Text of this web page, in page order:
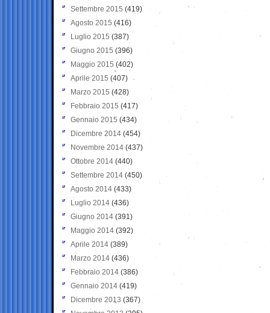
Settembre 2015 (419)
Agosto 2015 (416)
Luglio 2015 (387)
Giugno 2015 (396)
Maggio 2015 (402)
Aprile 2015 (407)
Marzo 2015 (428)
Febbraio 2015 (417)
Gennaio 2015 (434)
Dicembre 2014 (454)
Novembre 2014 (437)
Ottobre 2014 (440)
Settembre 2014 (450)
Agosto 2014 (433)
Luglio 2014 (436)
Giugno 2014 (391)
Maggio 2014 (392)
Aprile 2014 (389)
Marzo 2014 (436)
Febbraio 2014 (386)
Gennaio 2014 (419)
Dicembre 2013 (367)